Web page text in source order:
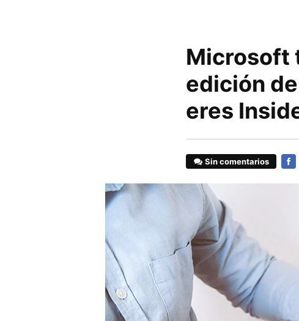
Microsoft
edición
eres
Sin comentarios